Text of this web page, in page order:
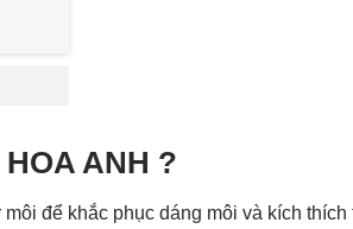
ANH ?
để khắc phục dáng môi và kích